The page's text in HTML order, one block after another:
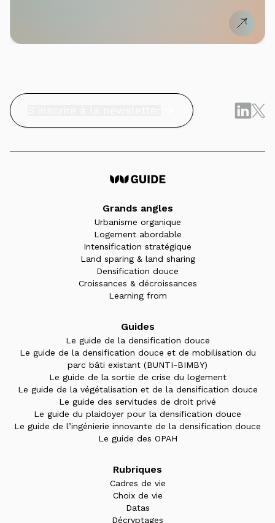
Grands angles
Urbanisme organique
Logement abordable
Intensification stratégique
Land sparing & land sharing
Densification douce
Croissances & décroissances
Learning from
Guides
Le guide de la densification douce
Le guide de la densification douce et de mobilisation du
parc bâti existant (BUNTI-BIMBY)
Le guide de la sortie de crise du logement
Le guide de la végétalisation et de la densification douce
Le guide des servitudes de droit privé
Le guide du plaidoyer pour la densification douce
Le guide de l’ingénierie innovante de la densification douce
Le guide des OPAH
Rubriques
Cadres de vie
Choix de vie
Datas
Décryptages